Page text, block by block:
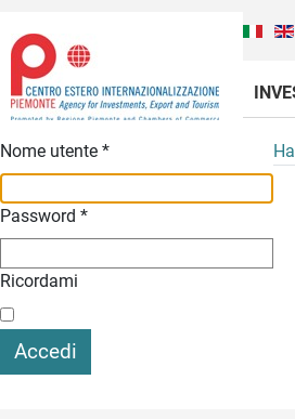
Nome utente *
Password *
Ricordami
Accedi